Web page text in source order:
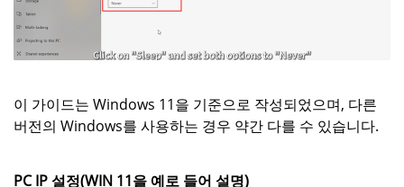
이 가이드는 Windows 11을 기준으로 작성되었으며, 다른
버전의 Windows를 사용하는 경우 약간 다를 수 있습니다.
PC IP 설정(WIN 11을 예로 들어 설명)